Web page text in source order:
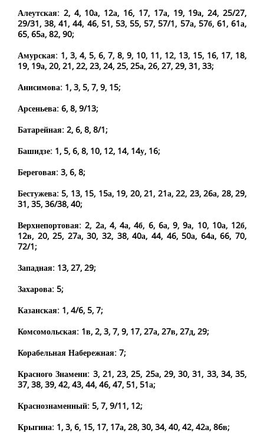
Алеутская: 2, 4, 10а, 12а, 16, 17, 17а, 19, 19а, 24, 25/27,
29/31, 38, 41, 44, 46, 51, 53, 55, 57, 57/1, 57а, 57б, 61, 61а,
65, 65а, 82, 90;
Амурская: 1, 3, 4, 5, 6, 7, 8, 9, 10, 11, 12, 13, 15, 16, 17, 18,
19, 19а, 20, 21, 22, 23, 24, 25, 25а, 26, 27, 29, 31, 33;
Анисимова: 1, 3, 5, 7, 9, 15;
Арсеньева: 6, 8, 9/13;
Батарейная: 2, 6, 8, 8/1;
Башидзе: 1, 5, 6, 8, 10, 12, 14, 14у, 16;
Береговая: 3, 6, 8;
Бестужева: 5, 13, 15, 15а, 19, 20, 21, 21а, 22, 23, 26а, 28, 29,
31, 35, 36/38, 40;
Верхнепортовая: 2, 2а, 4, 4а, 4б, 6, 6а, 9, 9а, 10, 10а, 12б,
12в, 20, 25, 27а, 30, 32, 38, 40а, 44, 46, 50а, 64а, 66, 70,
72/1;
Западная: 13, 27, 29;
Захарова: 5;
Казанская: 1, 4/6, 5, 7;
Комсомольская: 1в, 2, 3, 7, 9, 17, 27а, 27в, 27д, 29;
Корабельная Набережная: 7;
Красного Знамени: 3, 21, 23, 25, 25а, 29, 30, 31, 33, 34, 35,
37, 38, 39, 42, 43, 44, 46, 47, 51, 51а;
Краснознаменный: 5, 7, 9/11, 12;
Крыгина: 1, 3, 6, 15, 17, 17а, 28, 30, 34, 40, 42, 42а, 86в;